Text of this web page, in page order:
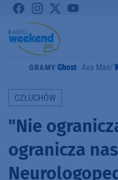
GRAMY Ghost Ava Max
CZŁUCHÓW
"Nie
ogranicza